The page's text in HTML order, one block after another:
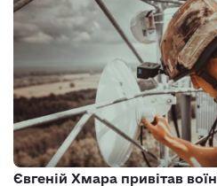
Євгеній Хмара привітав